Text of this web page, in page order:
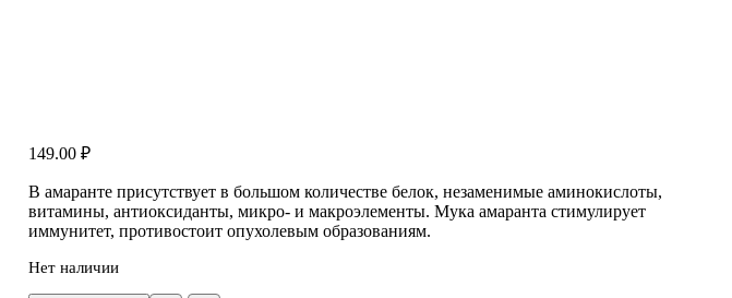
149.00 ₽
В амаранте присутствует в большом количестве белок, незаменимые аминокислоты,
витамины, антиоксиданты, микро- и макроэлементы. Мука амаранта стимулирует
иммунитет, противостоит опухолевым образованиям.
Нет наличии